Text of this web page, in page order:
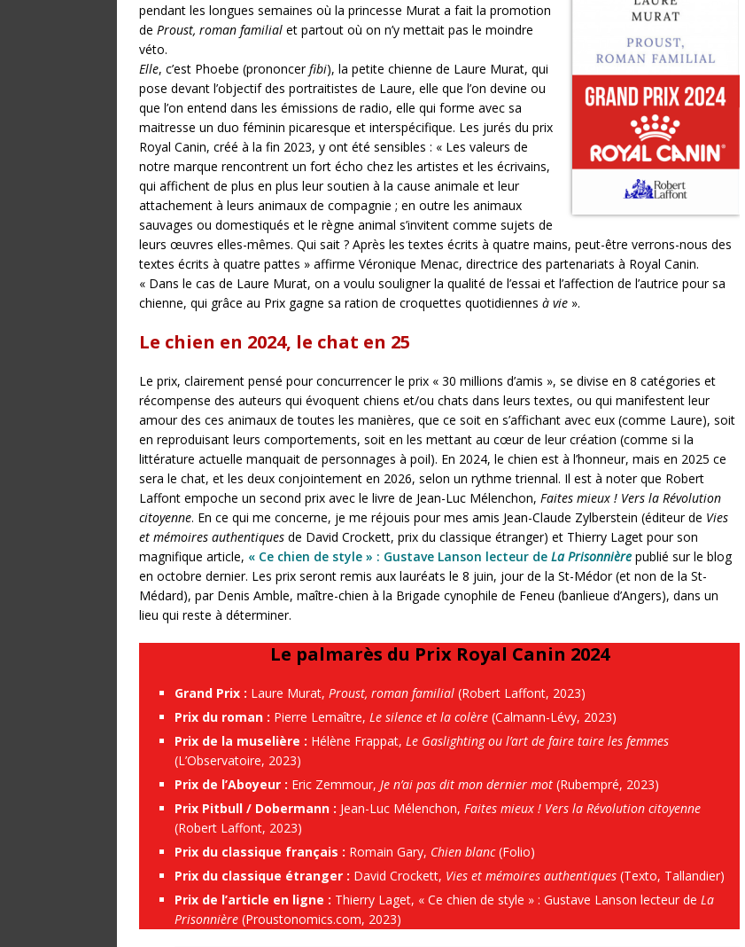
pendant les longues semaines où la princesse Murat a fait la promotion
de Proust, roman familial et partout où on n’y mettait pas le moindre
véto.
Elle, c’est Phoebe (prononcerfibi), la petite chienne de Laure Murat, qui
pose devant l’objectif des portraitistes de Laure, elle que l’on devine ou
que l’on entend dans les émissions de radio, elle qui forme avec sa
maitresse un duo féminin picaresque et interspécifique. Les jurés du prix
Royal Canin, créé à la fin 2023, y ont été sensibles : « Les valeurs de
notre marque rencontrent un fort écho chez les artistes et les écrivains,
qui affichent de plus en plus leur soutien à la cause animale et leur
attachement à leurs animaux de compagnie ; en outre les animaux
sauvages ou domestiqués et le règne animal s’invitent comme sujets de
leurs œuvres elles-mêmes. Qui sait ? Après les textes écrits à quatre mains, peut-être verrons-nous des
textes écrits à quatre pattes » affirme Véronique Menac, directrice des partenariats à Royal Canin.
« Dans le cas de Laure Murat, on a voulu souligner la qualité de l’essai et l’affection de l’autrice pour sa
chienne, qui grâce au Prix gagne sa ration de croquettes quotidiennes à vie ».
Le chien en 2024, le chat en 25
Le prix, clairement pensé pour concurrencer le prix « 30 millions d’amis », se divise en 8 catégories et
récompense des auteurs qui évoquent chiens et/ou chats dans leurs textes, ou qui manifestent leur
amour des ces animaux de toutes les manières, que ce soit en s’affichant avec eux (comme Laure), soit
en reproduisant leurs comportements, soit en les mettant au cœur de leur création (comme si la
littérature actuelle manquait de personnages à poil). En 2024, le chien est à l’honneur, mais en 2025 ce
sera le chat, et les deux conjointement en 2026, selon un rythme triennal. Il est à noter que Robert
Laffont empoche un second prix avec le livre de Jean-Luc Mélenchon, Faites mieux ! Vers la Révolution
citoyenne. En ce qui me concerne, je me réjouis pour mes amis Jean-Claude Zylberstein (éditeur de Vies
et mémoires authentiques de David Crockett, prix du classique étranger) et Thierry Laget pour son
magnifique article, « Ce chien de style » : Gustave Lanson lecteur de La Prisonnière publié sur le blog
en octobre dernier. Les prix seront remis aux lauréats le 8 juin, jour de la St-Médor (et non de la St-
Médard), par Denis Amble, maître-chien à la Brigade cynophile de Feneu (banlieue d’Angers), dans un
lieu qui reste à déterminer.
Le palmarès du Prix Royal Canin 2024
Grand Prix : Laure Murat, Proust, roman familial (Robert Laffont, 2023)
Prix du roman : Pierre Lemaître, Le silence et la colère (Calmann-Lévy, 2023)
Prix de la muselière : Hélène Frappat, Le Gaslighting ou l’art de faire taire les femmes
(L’Observatoire, 2023)
Prix de l’Aboyeur : Eric Zemmour, Je n’ai pas dit mon dernier mot (Rubempré, 2023)
Prix Pitbull / Dobermann : Jean-Luc Mélenchon, Faites mieux ! Vers la Révolution citoyenne
(Robert Laffont, 2023)
Prix du classique français : Romain Gary, Chien blanc(Folio)
Prix du classique étranger : David Crockett, Vies et mémoires authentiques (Texto, Tallandier)
Prix de l’article en ligne : Thierry Laget, « Ce chien de style » : Gustave Lanson lecteur de La
Prisonnière (Proustonomics.com, 2023)